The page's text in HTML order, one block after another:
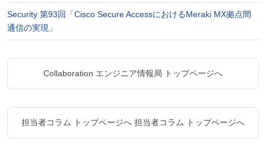
Security 第93回「Cisco Secure AccessにおけるMeraki MX拠点間
通信の実現」
Collaboration エンジニア情報局 トップページへ
担当者コラム トップページへ 担当者コラム トップページへ